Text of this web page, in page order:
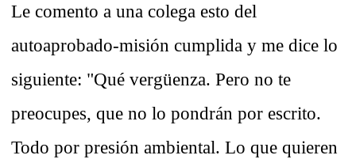
Le comento a una colega esto del
autoaprobado-misión cumplida y me dice lo
siguiente: "Qué vergüenza. Pero no te
preocupes, que no lo pondrán por escrito.
Todo por presión ambiental. Lo que quieren